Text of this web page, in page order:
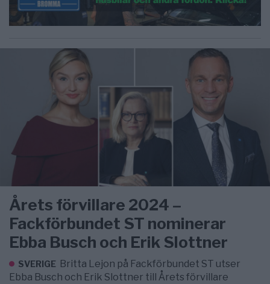
Årets förvillare 2024 –
Fackförbundet ST nominerar
Ebba Busch och Erik Slottner
SVERIGE Britta Lejon på Fackförbundet ST utser
Ebba Busch och Erik Slottner till Årets förvillare